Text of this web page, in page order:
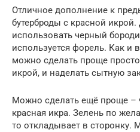
Отличное дополнение к
бутерброды с красной
использовать черный
используется форель. Как и
можно сделать проще
икрой, и наделать сытную
Можно сделать ещё проще –
красная икра. Зелень по
то откладывает в сторонку.